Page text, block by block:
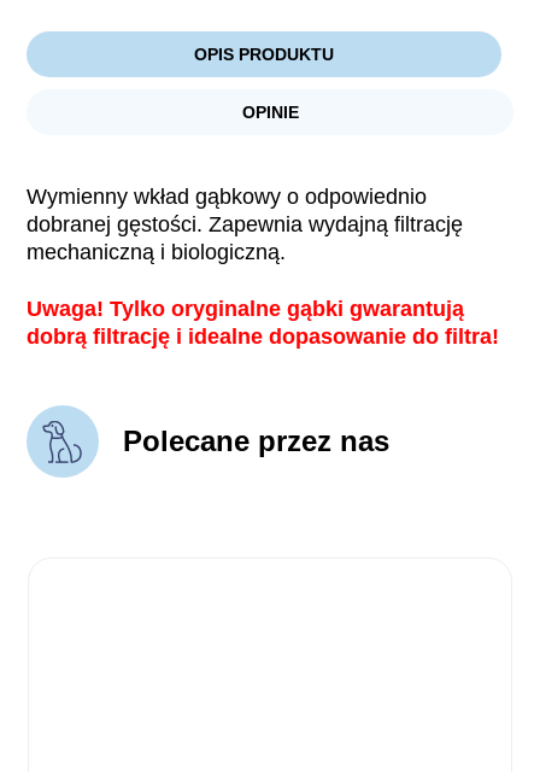
OPIS PRODUKTU
OPINIE
Wymienny wkład gąbkowy o odpowiednio
dobranej gęstości. Zapewnia wydajną filtrację
mechaniczną i biologiczną.
Uwaga! Tylko oryginalne gąbki gwarantują
dobrą filtrację i idealne dopasowanie do filtra!
Polecane przez nas